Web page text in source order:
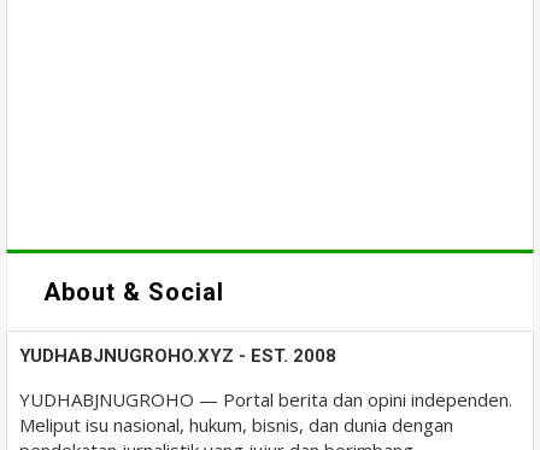
About & Social
YUDHABJNUGROHO.XYZ - EST. 2008
YUDHABJNUGROHO — Portal berita dan opini independen.
Meliput isu nasional, hukum, bisnis, dan dunia dengan